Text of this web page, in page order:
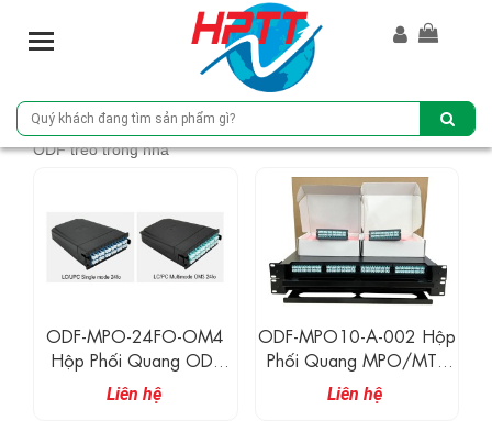
T
l
e
ODF treo trong nhà
ODF-MPO-24FO-OM4
Hộp Phối Quang ODF
24FO MPO Cassette
MTP24 OM4 Multimode
Liên hệ
ODF-MPO10-A-002 Hộp
Phối Quang MPO/MTP
1U
Liên hệ